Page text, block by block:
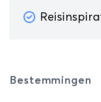
Bestemmingen